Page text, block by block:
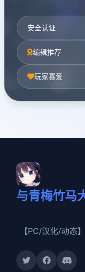
安全认证
编辑推荐
玩家喜爱
与青梅竹马
【PC/汉化/动态